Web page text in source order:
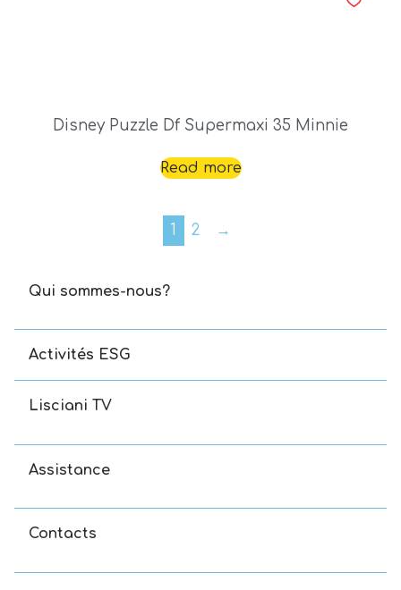
Disney Puzzle Df Supermaxi 35 Minnie
Read more
1 2 →
Qui sommes-nous?
Activités ESG
Lisciani TV
Assistance
Contacts